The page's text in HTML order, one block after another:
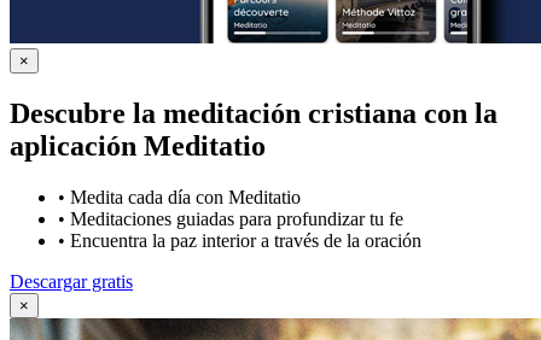
×
Descubre la meditación cristiana con la
aplicación Meditatio
• Medita cada día con Meditatio
• Meditaciones guiadas para profundizar tu fe
• Encuentra la paz interior a través de la oración
Descargar gratis
×